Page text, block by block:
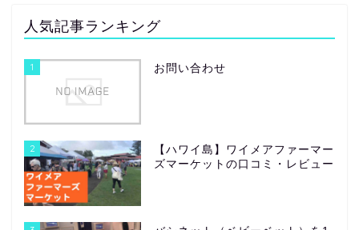
人気記事ランキング
1 お問い合わせ
2
【ハワイ島】ワイメアファーマー
ズマーケットの口コミ・レビュー